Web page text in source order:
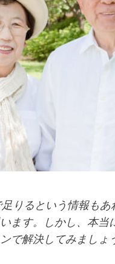
りるという情報もあ
ます。しかし、本
で解決してみま